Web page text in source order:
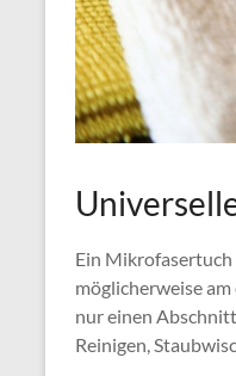
Ein Mikrofasertuch
möglicherweise
nur einen
Reinigen,